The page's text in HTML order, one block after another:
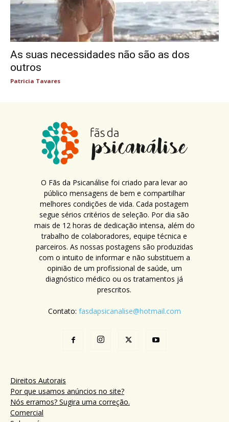
As suas necessidades não são as dos
outros
Patricia Tavares
O Fãs da Psicanálise foi criado para levar ao
público mensagens de bem e compartilhar
melhores condições de vida. Cada postagem
segue sérios critérios de seleção. Por dia são
mais de 12 horas de dedicação intensa, além do
trabalho de colaboradores, equipe técnica e
parceiros. As nossas postagens são produzidas
com o intuito de informar e não substituem a
opinião de um profissional de saúde, um
diagnóstico médico ou os tratamentos já
prescritos.
Contato: fasdapsicanalise@hotmail.com
Direitos Autorais
Por que usamos anúncios no site?
Nós erramos? Sugira uma correção.
Comercial